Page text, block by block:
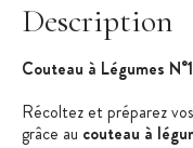
Description
Couteau à Légumes
Récoltez et préparez
grâce au couteau à